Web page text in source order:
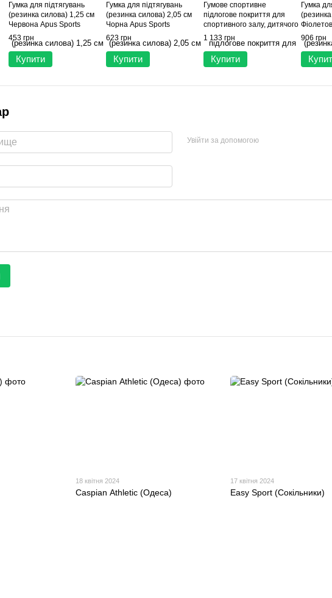
Гумка для підтягувань
(резинка силова) 1,25 см
Червона Apus Sports
453 грн
Купити
Гумка для підтягувань
(резинка силова) 2,05 см
Чорна Apus Sports
623 грн
Купити
Гумове спортивне
підлогове покриття для
спортивного залу, дитячого
майданчику. Без запаху,
ЧОРНЕ. 100х100х1 см
професійне Apus Sports
1 133 грн
Купити
Гумка
906 грн
Увійти за допомогою
18 квітня 2024
Сaspian Аthletic (Одеса)
17 квітня 2024
Easy Sport (Сокільники)